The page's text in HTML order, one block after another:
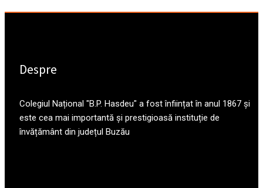
Despre
Colegiul Național "B.P. Hasdeu" a fost înființat în anul 1867 și
este cea mai importantă și prestigioasă instituție de
învățământ din județul Buzău